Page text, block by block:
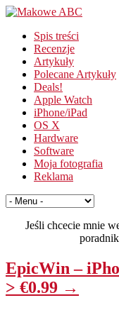
Spis treści
Recenzje
Artykuły
Polecane Artykuły
Deals!
Apple Watch
iPhone/iPad
OS X
Hardware
Software
Moja fotografia
Reklama
Jeśli chcecie mnie
EpicWin –
> €0.99 →